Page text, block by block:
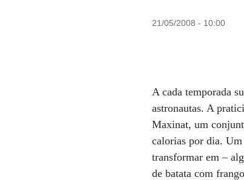
21/05/2008 - 10:00
A cada temporada
astronautas. A
Maxinat, um
calorias por dia. Um
transformar em –
de batata com